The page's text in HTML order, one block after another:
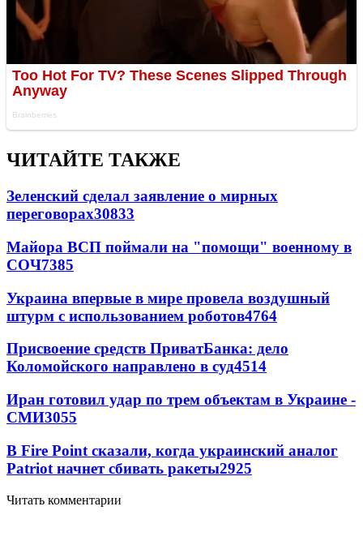
ЧИТАЙТЕ ТАКЖЕ
Зеленский сделал заявление о мирных
переговорах30833
Майора ВСП поймали на "помощи" военному в
СОЧ7385
Украина впервые в мире провела воздушный
штурм с использованием роботов4764
Присвоение средств ПриватБанка: дело
Коломойского направлено в суд4514
Иран готовил удар по трем объектам в Украине -
СМИ3055
В Fire Point сказали, когда украинский аналог
Patriot начнет сбивать ракеты2925
Читать комментарии